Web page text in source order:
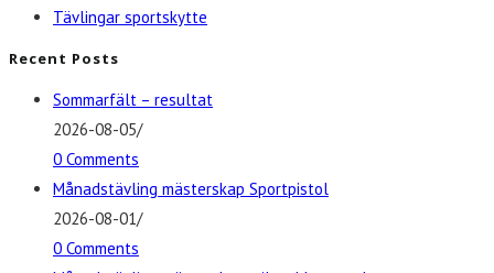
Tävlingar sportskytte
Recent Posts
Sommarfält – resultat
2026-08-05/
0 Comments
Månadstävling mästerskap Sportpistol
2026-08-01/
0 Comments